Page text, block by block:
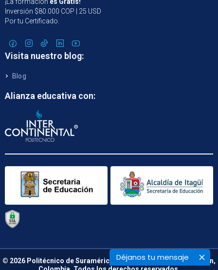
Déjanos tu mensaje
Inversión $80.000 COP | 25 USD
Por tu Certificado.
Visita nuestro blog:
Blog
Alianza educativa con:
© 2026 Politécnico de Suramérica. Calle 48 B N° 66 – 09. Medellín,